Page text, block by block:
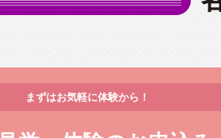
まずはお気軽に体験から！